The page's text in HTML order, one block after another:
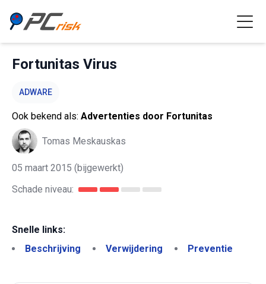
Fortunitas Virus
ADWARE
Ook bekend als: Advertenties door Fortunitas
Tomas Meskauskas
05 maart 2015 (bijgewerkt)
Schade niveau:
Snelle links:
Beschrijving
Verwijdering Preventie